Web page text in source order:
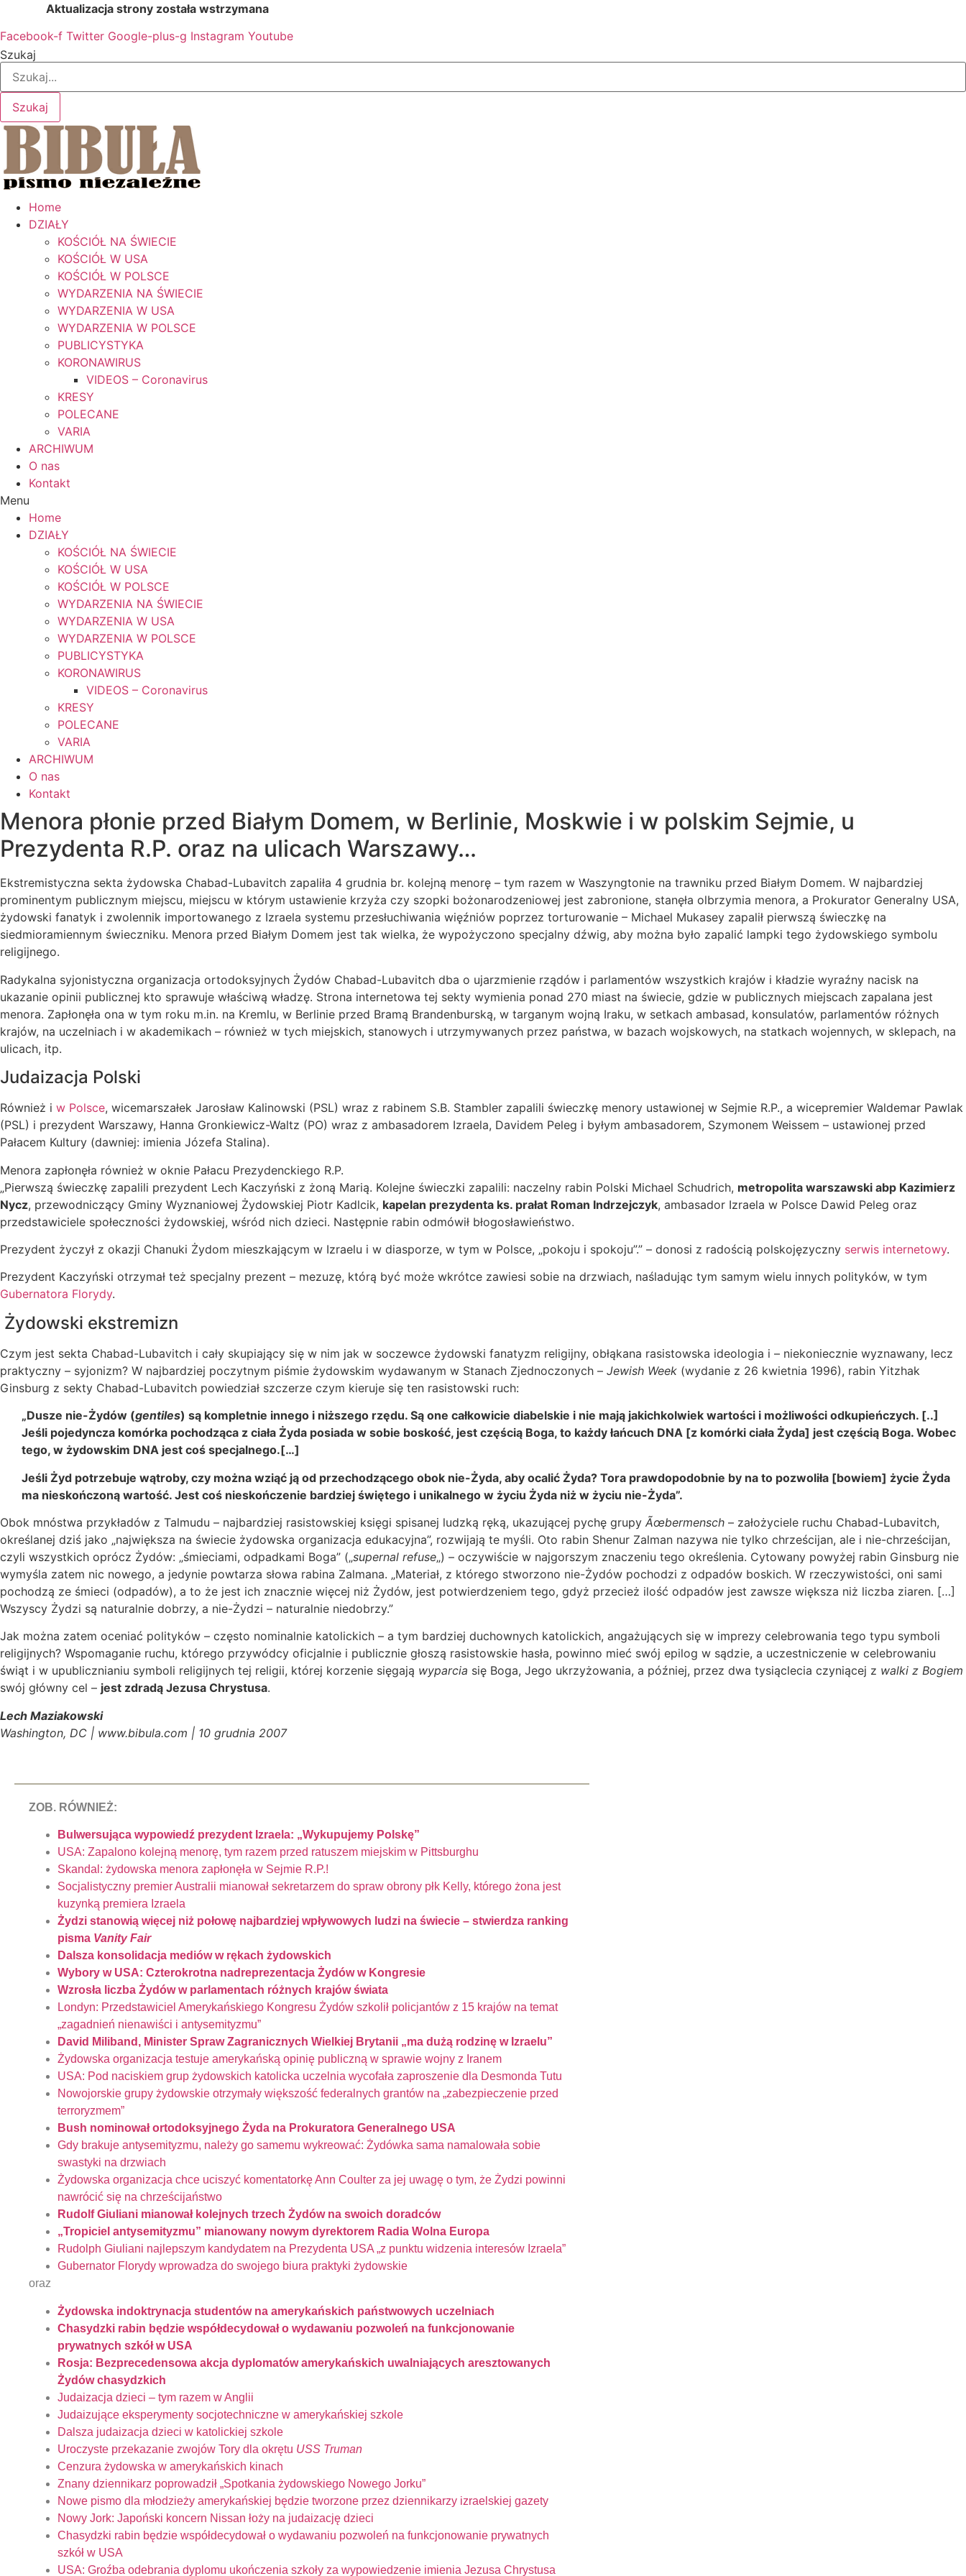
treści
Aktualizacja strony została wstrzymana
Facebook-f Twitter Google-plus-g Instagram Youtube
Szukaj
Szukaj
Home
DZIAŁY
KOŚCIÓŁ NA ŚWIECIE
KOŚCIÓŁ W USA
KOŚCIÓŁ W POLSCE
WYDARZENIA NA ŚWIECIE
WYDARZENIA W USA
WYDARZENIA W POLSCE
PUBLICYSTYKA
KORONAWIRUS
VIDEOS – Coronavirus
KRESY
POLECANE
VARIA
ARCHIWUM
O nas
Kontakt
Menu
Home
DZIAŁY
KOŚCIÓŁ NA ŚWIECIE
KOŚCIÓŁ W USA
KOŚCIÓŁ W POLSCE
WYDARZENIA NA ŚWIECIE
WYDARZENIA W USA
WYDARZENIA W POLSCE
PUBLICYSTYKA
KORONAWIRUS
VIDEOS – Coronavirus
KRESY
POLECANE
VARIA
ARCHIWUM
O nas
Kontakt
Menora płonie przed Białym Domem, w Berlinie, Moskwie i w polskim Sejmie, u
Prezydenta R.P. oraz na ulicach Warszawy…
Ekstremistyczna sekta żydowska Chabad-Lubavitch zapaliła 4 grudnia br. kolejną menorę – tym razem w Waszyngtonie na trawniku przed Białym Domem. W najbardziej
prominentym publicznym miejscu, miejscu w którym ustawienie krzyża czy szopki bożonarodzeniowej jest zabronione, stanęła olbrzymia menora, a Prokurator Generalny USA,
żydowski fanatyk i zwolennik importowanego z Izraela systemu przesłuchiwania więźniów poprzez torturowanie – Michael Mukasey zapalił pierwszą świeczkę na
siedmioramiennym świeczniku. Menora przed Białym Domem jest tak wielka, że wypożyczono specjalny dźwig, aby można było zapalić lampki tego żydowskiego symbolu
religijnego.
Radykalna syjonistyczna organizacja ortodoksyjnych Żydów Chabad-Lubavitch dba o ujarzmienie rządów i parlamentów wszystkich krajów i kładzie wyraźny nacisk na
ukazanie opinii publicznej kto sprawuje właściwą władzę. Strona internetowa tej sekty wymienia ponad 270 miast na świecie, gdzie w publicznych miejscach zapalana jest
menora. Zapłonęła ona w tym roku m.in. na Kremlu, w Berlinie przed Bramą Brandenburską, w targanym wojną Iraku, w setkach ambasad, konsulatów, parlamentów różnych
krajów, na uczelniach i w akademikach – również w tych miejskich, stanowych i utrzymywanych przez państwa, w bazach wojskowych, na statkach wojennych, w sklepach, na
ulicach, itp.
Judaizacja Polski
Również i w Polsce, wicemarszałek Jarosław Kalinowski (PSL) wraz z rabinem S.B. Stambler zapalili świeczkę menory ustawionej w Sejmie R.P., a wicepremier Waldemar Pawlak
(PSL) i prezydent Warszawy, Hanna Gronkiewicz-Waltz (PO) wraz z ambasadorem Izraela, Davidem Peleg i byłym ambasadorem, Szymonem Weissem – ustawionej przed
Pałacem Kultury (dawniej: imienia Józefa Stalina).
Menora zapłonęła również w oknie Pałacu Prezydenckiego R.P.
„Pierwszą świeczkę zapalili prezydent Lech Kaczyński z żoną Marią. Kolejne świeczki zapalili: naczelny rabin Polski Michael Schudrich, metropolita warszawski abp Kazimierz
Nycz, przewodniczący Gminy Wyznaniowej Żydowskiej Piotr Kadlcik, kapelan prezydenta ks. prałat Roman Indrzejczyk, ambasador Izraela w Polsce Dawid Peleg oraz
przedstawiciele społeczności żydowskiej, wśród nich dzieci. Następnie rabin odmówił błogosławieństwo.
Prezydent życzył z okazji Chanuki Żydom mieszkającym w Izraelu i w diasporze, w tym w Polsce, „pokoju i spokoju”.” – donosi z radością polskojęzyczny serwis internetowy.
Prezydent Kaczyński otrzymał też specjalny prezent – mezuzę, którą być może wkrótce zawiesi sobie na drzwiach, naśladując tym samym wielu innych polityków, w tym
Gubernatora Florydy.
Żydowski ekstremizn
Czym jest sekta Chabad-Lubavitch i cały skupiający się w nim jak w soczewce żydowski fanatyzm religijny, obłąkana rasistowska ideologia i – niekoniecznie wyznawany, lecz
praktyczny – syjonizm? W najbardziej poczytnym piśmie żydowskim wydawanym w Stanach Zjednoczonych – Jewish Week (wydanie z 26 kwietnia 1996), rabin Yitzhak
Ginsburg z sekty Chabad-Lubavitch powiedział szczerze czym kieruje się ten rasistowski ruch:
„Dusze nie-Żydów (gentiles) są kompletnie innego i niższego rzędu. Są one całkowicie diabelskie i nie mają jakichkolwiek wartości i możliwości odkupieńczych. [..]
Jeśli pojedyncza komórka pochodząca z ciała Żyda posiada w sobie boskość, jest częścią Boga, to każdy łańcuch DNA [z komórki ciała Żyda] jest częścią Boga. Wobec
tego, w żydowskim DNA jest coś specjalnego.[…]
Jeśli Żyd potrzebuje wątroby, czy można wziąć ją od przechodzącego obok nie-Żyda, aby ocalić Żyda? Tora prawdopodobnie by na to pozwoliła [bowiem] życie Żyda
ma nieskończoną wartość. Jest coś nieskończenie bardziej świętego i unikalnego w życiu Żyda niż w życiu nie-Żyda”.
Obok mnóstwa przykładów z Talmudu – najbardziej rasistowskiej księgi spisanej ludzką ręką, ukazującej pychę grupy Ãœbermensch – założyciele ruchu Chabad-Lubavitch,
określanej dziś jako „największa na świecie żydowska organizacja edukacyjna”, rozwijają te myśli. Oto rabin Shenur Zalman nazywa nie tylko chrześcijan, ale i nie-chrześcijan,
czyli wszystkich oprócz Żydów: „śmieciami, odpadkami Boga” („supernal refuse„) – oczywiście w najgorszym znaczeniu tego określenia. Cytowany powyżej rabin Ginsburg nie
wymyśla zatem nic nowego, a jedynie powtarza słowa rabina Zalmana. „Materiał, z którego stworzono nie-Żydów pochodzi z odpadów boskich. W rzeczywistości, oni sami
pochodzą ze śmieci (odpadów), a to że jest ich znacznie więcej niż Żydów, jest potwierdzeniem tego, gdyż przecież ilość odpadów jest zawsze większa niż liczba ziaren. […]
Wszyscy Żydzi są naturalnie dobrzy, a nie-Żydzi – naturalnie niedobrzy.”
Jak można zatem oceniać polityków – często nominalnie katolickich – a tym bardziej duchownych katolickich, angażujących się w imprezy celebrowania tego typu symboli
religijnych? Wspomaganie ruchu, którego przywódcy oficjalnie i publicznie głoszą rasistowskie hasła, powinno mieć swój epilog w sądzie, a uczestniczenie w celebrowaniu
świąt i w upublicznianiu symboli religijnych tej religii, której korzenie sięgają wyparcia się Boga, Jego ukrzyżowania, a później, przez dwa tysiąclecia czyniącej z walki z Bogiem
swój główny cel – jest zdradą Jezusa Chrystusa.
Lech Maziakowski
Washington, DC | www.bibula.com | 10 grudnia 2007
ZOB. RÓWNIEŻ:
Bulwersująca wypowiedź prezydent Izraela: „Wykupujemy Polskę”
USA: Zapalono kolejną menorę, tym razem przed ratuszem miejskim w Pittsburghu
Skandal: żydowska menora zapłonęła w Sejmie R.P.!
Socjalistyczny premier Australii mianował sekretarzem do spraw obrony płk Kelly, którego żona jest
kuzynką premiera Izraela
Żydzi stanowią więcej niż połowę najbardziej wpływowych ludzi na świecie – stwierdza ranking
pisma Vanity Fair
Dalsza konsolidacja mediów w rękach żydowskich
Wybory w USA: Czterokrotna nadreprezentacja Żydów w Kongresie
Wzrosła liczba Żydów w parlamentach różnych krajów świata
Londyn: Przedstawiciel Amerykańskiego Kongresu Żydów szkolił policjantów z 15 krajów na temat
„zagadnień nienawiści i antysemityzmu”
David Miliband, Minister Spraw Zagranicznych Wielkiej Brytanii „ma dużą rodzinę w Izraelu”
Żydowska organizacja testuje amerykańską opinię publiczną w sprawie wojny z Iranem
USA: Pod naciskiem grup żydowskich katolicka uczelnia wycofała zaproszenie dla Desmonda Tutu
Nowojorskie grupy żydowskie otrzymały większość federalnych grantów na „zabezpieczenie przed
terroryzmem”
Bush nominował ortodoksyjnego Żyda na Prokuratora Generalnego USA
Gdy brakuje antysemityzmu, należy go samemu wykreować: Żydówka sama namalowała sobie
swastyki na drzwiach
Żydowska organizacja chce uciszyć komentatorkę Ann Coulter za jej uwagę o tym, że Żydzi powinni
nawrócić się na chrześcijaństwo
Rudolf Giuliani mianował kolejnych trzech Żydów na swoich doradców
„Tropiciel antysemityzmu” mianowany nowym dyrektorem Radia Wolna Europa
Rudolph Giuliani najlepszym kandydatem na Prezydenta USA „z punktu widzenia interesów Izraela”
Gubernator Florydy wprowadza do swojego biura praktyki żydowskie
oraz
Żydowska indoktrynacja studentów na amerykańskich państwowych uczelniach
Chasydzki rabin będzie współdecydował o wydawaniu pozwoleń na funkcjonowanie
prywatnych szkół w USA
Rosja: Bezprecedensowa akcja dyplomatów amerykańskich uwalniających aresztowanych
Żydów chasydzkich
Judaizacja dzieci – tym razem w Anglii
Judaizujące eksperymenty socjotechniczne w amerykańskiej szkole
Dalsza judaizacja dzieci w katolickiej szkole
Uroczyste przekazanie zwojów Tory dla okrętu USS Truman
Cenzura żydowska w amerykańskich kinach
Znany dziennikarz poprowadził „Spotkania żydowskiego Nowego Jorku”
Nowe pismo dla młodzieży amerykańskiej będzie tworzone przez dziennikarzy izraelskiej gazety
Nowy Jork: Japoński koncern Nissan łoży na judaizację dzieci
Chasydzki rabin będzie współdecydował o wydawaniu pozwoleń na funkcjonowanie prywatnych
szkół w USA
USA: Groźba odebrania dyplomu ukończenia szkoły za wypowiedzenie imienia Jezusa Chrystusa